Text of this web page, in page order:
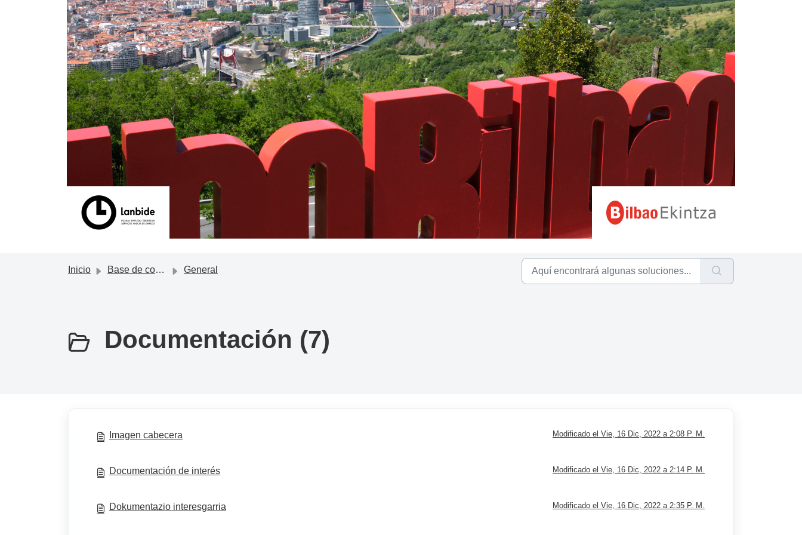
Inicio Base de conocimientos General
Documentación (7)
Imagen cabecera Modificado el Vie, 16 Dic, 2022 a 2:08 P. M.
Documentación de interés Modificado el Vie, 16 Dic, 2022 a 2:14 P. M.
Dokumentazio interesgarria Modificado el Vie, 16 Dic, 2022 a 2:35 P. M.